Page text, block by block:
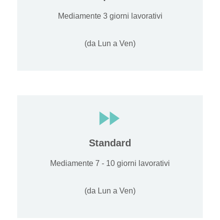
Mediamente 3 giorni lavorativi
(da Lun a Ven)
Standard
Mediamente 7 - 10 giorni lavorativi
(da Lun a Ven)